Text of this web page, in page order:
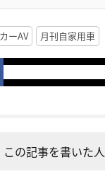
ーAV 月刊自家用車
この記事を書いた人